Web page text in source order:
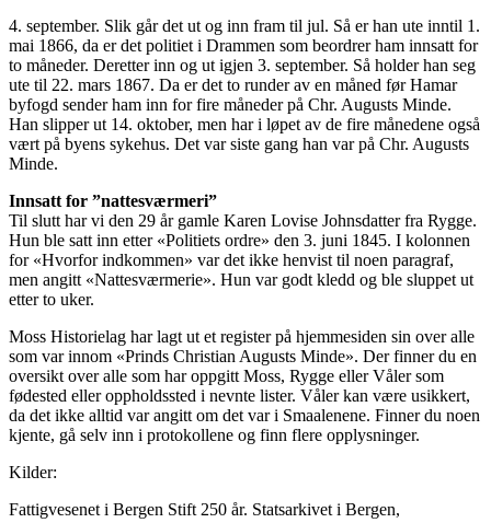
4. september. Slik går det ut og inn fram til jul. Så er han ute inntil 1.
mai 1866, da er det politiet i Drammen som beordrer ham innsatt for
to måneder. Deretter inn og ut igjen 3. september. Så holder han seg
ute til 22. mars 1867. Da er det to runder av en måned før Hamar
byfogd sender ham inn for fire måneder på Chr. Augusts Minde.
Han slipper ut 14. oktober, men har i løpet av de fire månedene også
vært på byens sykehus. Det var siste gang han var på Chr. Augusts
Minde.
Innsatt for ”nattesværmeri”
Til slutt har vi den 29 år gamle Karen Lovise Johnsdatter fra Rygge.
Hun ble satt inn etter «Politiets ordre» den 3. juni 1845. I kolonnen
for «Hvorfor indkommen» var det ikke henvist til noen paragraf,
men angitt «Nattesværmerie». Hun var godt kledd og ble sluppet ut
etter to uker.
Moss Historielag har lagt ut et register på hjemmesiden sin over alle
som var innom «Prinds Christian Augusts Minde». Der finner du en
oversikt over alle som har oppgitt Moss, Rygge eller Våler som
fødested eller oppholdssted i nevnte lister. Våler kan være usikkert,
da det ikke alltid var angitt om det var i Smaalenene. Finner du noen
kjente, gå selv inn i protokollene og finn flere opplysninger.
Kilder:
Fattigvesenet i Bergen Stift 250 år. Statsarkivet i Bergen,